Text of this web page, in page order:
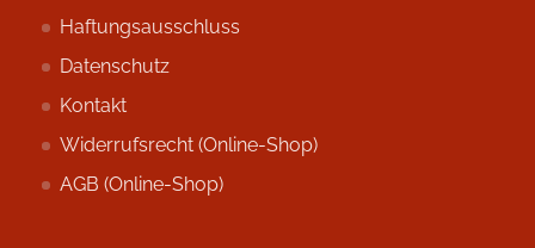
Haftungsausschluss
Datenschutz
Kontakt
Widerrufsrecht (Online-Shop)
AGB (Online-Shop)